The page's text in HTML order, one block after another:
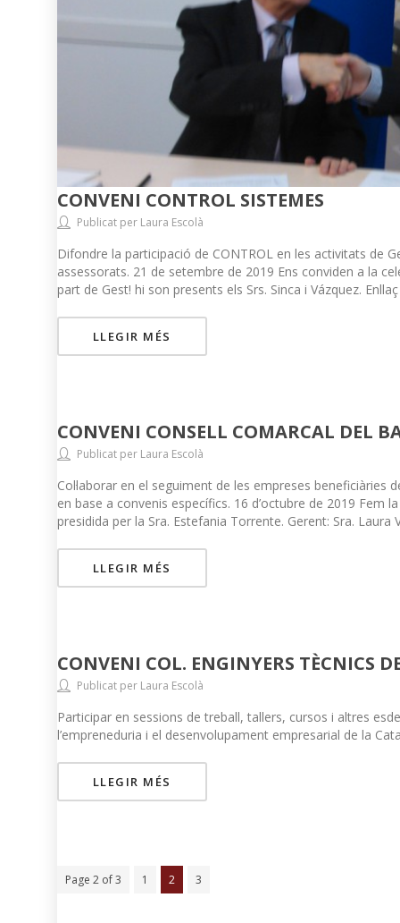
CONVENI CONTROL SISTEMES
Publicat per Laura Escolà
Difondre la participació de CONTROL en les activitats de
assessorats. 21 de setembre de 2019 Ens conviden a la
part de Gest! hi son presents els Srs. Sinca i Vázquez.
LLEGIR MÉS
CONVENI CONSELL COMARCAL DEL
Publicat per Laura Escolà
Col·laborar en el seguiment de les empreses
en base a convenis específics. 16 d’octubre de 2019 Fem
presidida per la Sra. Estefania Torrente. Gerent: Sra. Laura
LLEGIR MÉS
CONVENI COL. ENGINYERS TÈCNICS
Publicat per Laura Escolà
Participar en sessions de treball, tallers, cursos i altres
l’empreneduria i el desenvolupament empresarial de la
LLEGIR MÉS
Page 2 of 3 1 2 3